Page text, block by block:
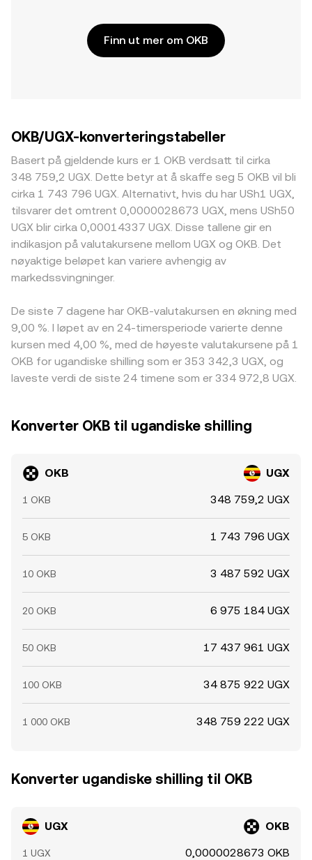
Finn ut mer om OKB
OKB/UGX-konverteringstabeller
Basert på gjeldende kurs er 1 OKB verdsatt til cirka
348 759,2 UGX. Dette betyr at å skaffe seg 5 OKB vil bli
cirka 1 743 796 UGX. Alternativt, hvis du har USh1 UGX,
tilsvarer det omtrent 0,0000028673 UGX, mens USh50
UGX blir cirka 0,00014337 UGX. Disse tallene gir en
indikasjon på valutakursene mellom UGX og OKB. Det
nøyaktige beløpet kan variere avhengig av
markedssvingninger.
De siste 7 dagene har OKB-valutakursen en økning med
9,00 %. I løpet av en 24-timersperiode varierte denne
kursen med 4,00 %, med de høyeste valutakursene på 1
OKB for ugandiske shilling som er 353 342,3 UGX, og
laveste verdi de siste 24 timene som er 334 972,8 UGX.
Konverter OKB til ugandiske shilling
OKB UGX
1 OKB 348 759,2 UGX
5 OKB 1 743 796 UGX
10 OKB 3 487 592 UGX
20 OKB 6 975 184 UGX
50 OKB 17 437 961 UGX
100 OKB 34 875 922 UGX
1 000 OKB 348 759 222 UGX
Konverter ugandiske shilling til OKB
UGX OKB
1 UGX 0,0000028673 OKB